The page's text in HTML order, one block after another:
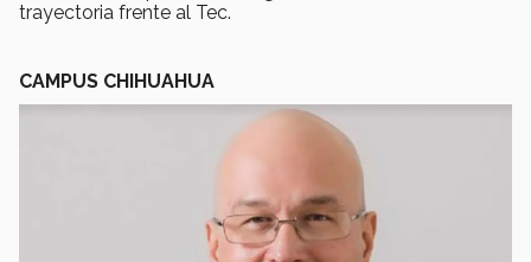
trayectoria frente al Tec.
CAMPUS CHIHUAHUA